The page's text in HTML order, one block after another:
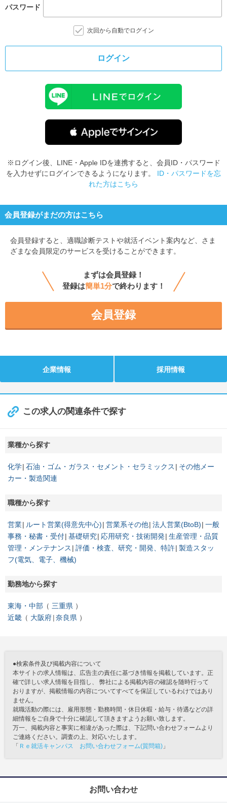
パスワード
次回から自動でログイン
ログイン
※ログイン後、LINE・Apple IDを連携すると、会員ID・パスワード
を入力せずにログインできるようになります。 ID・パスワードを忘
れた方はこちら
会員登録がまだの方はこちら
会員登録すると、 適職診断テストや就活イベント案内など、さま
ざまな会員限定のサービスを受けることができます。
まずは会員登録！
登録は簡単1分で終わります！
会員登録
企業情報 採用情報
この求人の関連条件で探す
業種から探す
化学 石油・ゴム・ガラス・セメント・セラミックス
その他メー
カー・製造関連
職種から探す
営業 ルート営業(得意先中心) 営業系その他 法人営業(BtoB) 一般
事務・秘書・受付 基礎研究 応用研究・技術開発 生産管理・品質
管理・メンテナンス
評価・検査、研究・開発、特許 製造スタッ
フ(電気、電子、機械)
勤務地から探す
東海・中部
三重県
近畿
大阪府 奈良県
●検索条件及び掲載内容について
本サイトの求人情報は、広告主の責任に基づき情報を掲載しています。正
確で詳しい求人情報を目指し、 弊社による掲載内容の確認を随時行って
おりますが、掲載情報の内容についてすべてを保証しているわけではあり
ません。
就職活動の際には、雇用形態・勤務時間・休日休暇・給与・待遇などの詳
細情報をご自身で十分に確認して頂きますようお願い致します。
万一、掲載内容と事実に相違があった際は、下記問い合わせフォームより
ご連絡ください。調査の上、対応いたします。
「 Ｒｅ就活キャンパス お問い合わせフォーム(質問箱) 」
お問い合わせ